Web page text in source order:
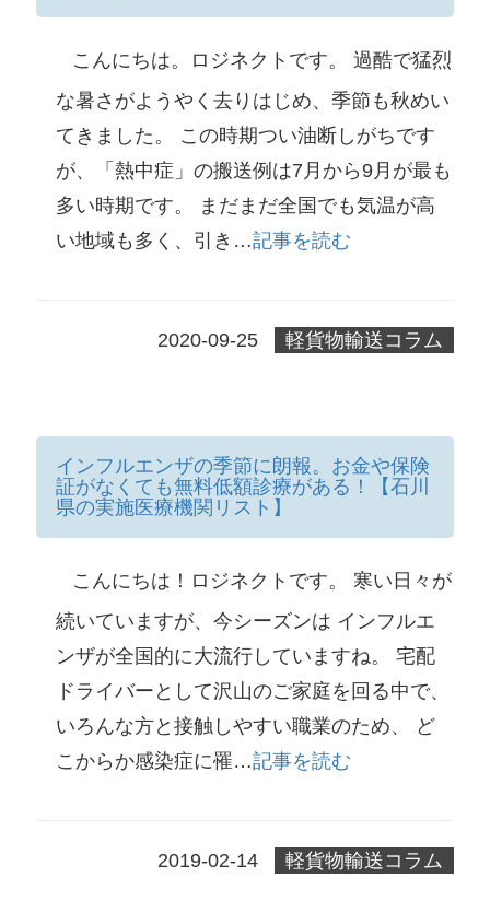
こんにちは。ロジネクトです。 過酷で猛烈
な暑さがようやく去りはじめ、季節も秋めい
てきました。 この時期つい油断しがちです
が、「熱中症」の搬送例は7月から9月が最も
多い時期です。 まだまだ全国でも気温が高
い地域も多く、引き…記事を読む
2020-09-25 軽貨物輸送コラム
インフルエンザの季節に朗報。お金や保険
証がなくても無料低額診療がある！【石川
県の実施医療機関リスト】
こんにちは！ロジネクトです。 寒い日々が
続いていますが、今シーズンは インフルエ
ンザが全国的に大流行していますね。 宅配
ドライバーとして沢山のご家庭を回る中で、
いろんな方と接触しやすい職業のため、 ど
こからか感染症に罹…記事を読む
2019-02-14 軽貨物輸送コラム